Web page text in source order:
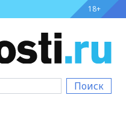
18+
Поиск